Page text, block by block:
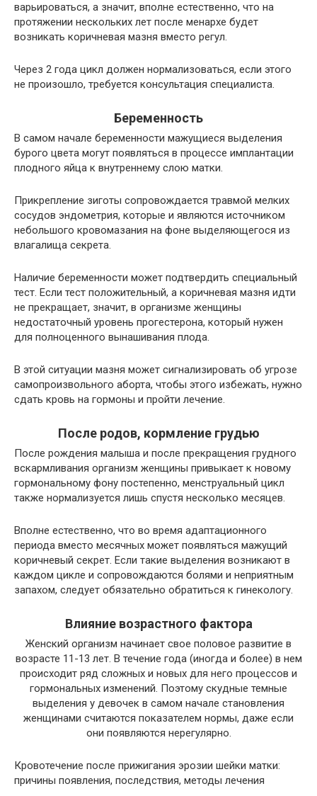
варьироваться, а значит, вполне естественно, что на
протяжении нескольких лет после менархе будет
возникать коричневая мазня вместо регул.
Через 2 года цикл должен нормализоваться, если этого
не произошло, требуется консультация специалиста.
Беременность
В самом начале беременности мажущиеся выделения
бурого цвета могут появляться в процессе имплантации
плодного яйца к внутреннему слою матки.
Прикрепление зиготы сопровождается травмой мелких
сосудов эндометрия, которые и являются источником
небольшого кровомазания на фоне выделяющегося из
влагалища секрета.
Наличие беременности может подтвердить специальный
тест. Если тест положительный, а коричневая мазня идти
не прекращает, значит, в организме женщины
недостаточный уровень прогестерона, который нужен
для полноценного вынашивания плода.
В этой ситуации мазня может сигнализировать об угрозе
самопроизвольного аборта, чтобы этого избежать, нужно
сдать кровь на гормоны и пройти лечение.
После родов, кормление грудью
После рождения малыша и после прекращения грудного
вскармливания организм женщины привыкает к новому
гормональному фону постепенно, менструальный цикл
также нормализуется лишь спустя несколько месяцев.
Вполне естественно, что во время адаптационного
периода вместо месячных может появляться мажущий
коричневый секрет. Если такие выделения возникают в
каждом цикле и сопровождаются болями и неприятным
запахом, следует обязательно обратиться к гинекологу.
Влияние возрастного фактора
Женский организм начинает свое половое развитие в
возрасте 11-13 лет. В течение года (иногда и более) в нем
происходит ряд сложных и новых для него процессов и
гормональных изменений. Поэтому скудные темные
выделения у девочек в самом начале становления
женщинами считаются показателем нормы, даже если
они появляются нерегулярно.
Кровотечение после прижигания эрозии шейки матки:
причины появления, последствия, методы лечения